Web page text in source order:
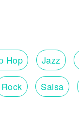
Hop Jazz
Rock Salsa